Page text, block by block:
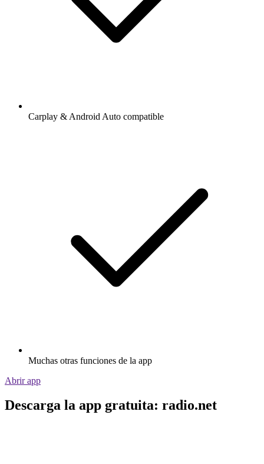
Carplay & Android Auto compatible
Muchas otras funciones de la app
Abrir app
Descarga la app gratuita: radio.net